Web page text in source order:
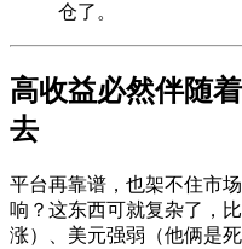
仓了。
高收益必然伴随
去
平台再靠谱，也架不住市
响？这东西可就复杂了，
涨）、美元强弱（他俩是